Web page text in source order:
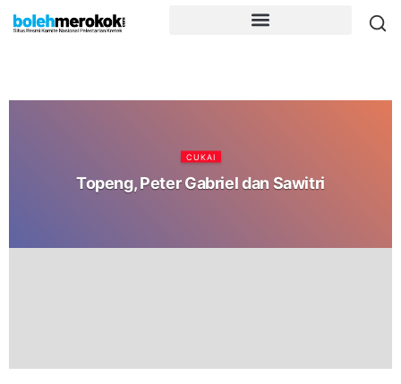
CUKAI
Topeng, Peter Gabriel dan Sawitri